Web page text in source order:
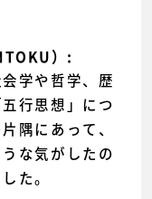
）:
学や哲学、歴
行思想」につ
隅にあって、
な気がしたの
た。